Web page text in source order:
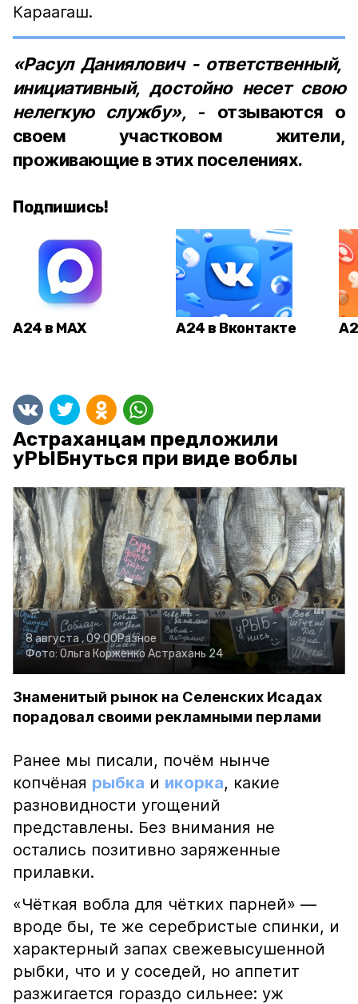
Караагаш.
«Расул Даниялович - ответственный,
инициативный, достойно несет свою
нелегкую службу», - отзываются о
своем участковом жители,
проживающие в этих поселениях.
Подпишись!
А24 в MAX А24 в Вконтакте
Астраханцам предложили
уРЫБнуться при виде воблы
8 августа , 09:00Разное
Фото: Ольга Корженко Астрахань 24
Знаменитый рынок на Селенских Исадах
порадовал своими рекламными перлами
Ранее мы писали, почём нынче
копчёная рыбка и икорка, какие
разновидности угощений
представлены. Без внимания не
остались позитивно заряженные
прилавки.
«Чёткая вобла для чётких парней» —
вроде бы, те же серебристые спинки, и
характерный запах свежевысушенной
рыбки, что и у соседей, но аппетит
разжигается гораздо сильнее: уж